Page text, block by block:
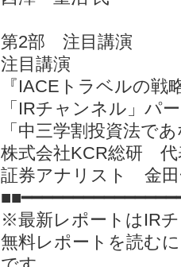
第2部 注目講演
注目講演
『IACEトラベルの戦
「IRチャンネル」パ
「中三学割投資法で
株式会社KCR総研 代
証券アナリスト 金
※最新レポートはIR
無料レポートを読む